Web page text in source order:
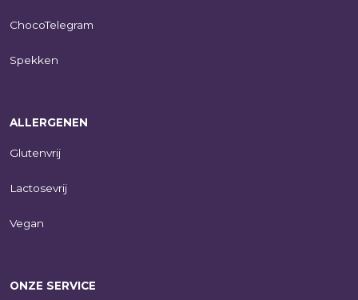
ChocoTelegram
Spekken
ALLERGENEN
Glutenvrij
Lactosevrij
Vegan
ONZE SERVICE